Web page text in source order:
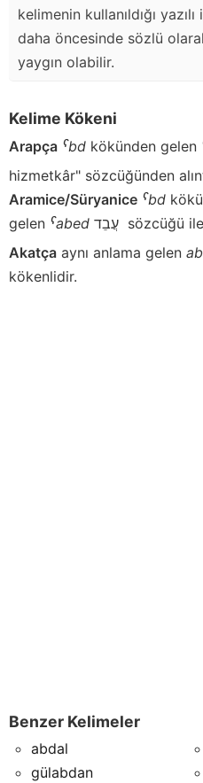
kelimenin kullanıldığı
daha öncesinde sözlü
yaygın olabilir.
Kelime Kökeni
Arapça ˁbd kökünden gelen
hizmetkâr" sözcüğünden
Aramice/Süryanice ˁbd
gelen ˁabed
sözcüğü
Akatça aynı anlama gelen
kökenlidir.
Benzer Kelimeler
abdal
gülabdan